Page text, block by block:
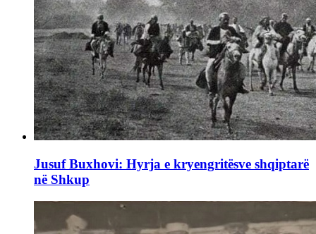
Jusuf Buxhovi: Hyrja e kryengritësve shqiptarë
në Shkup